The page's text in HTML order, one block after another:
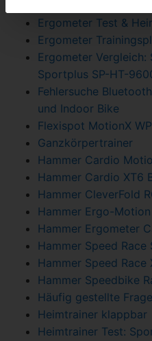
Ergometer Test &
Ergometer
Ergometer Vergleich:
Sportplus SP-HT-
Fehlersuche
und Indoor Bike
Flexispot MotionX
Ganzkörpertrainer
Hammer Cardio
Hammer Cardio XT6
Hammer CleverFold
Hammer Ergo-
Hammer Ergometer
Hammer Speed
Hammer Speed Race
Hammer Speedbike
Häufig gestellte
Heimtrainer klappbar
Heimtrainer Test: